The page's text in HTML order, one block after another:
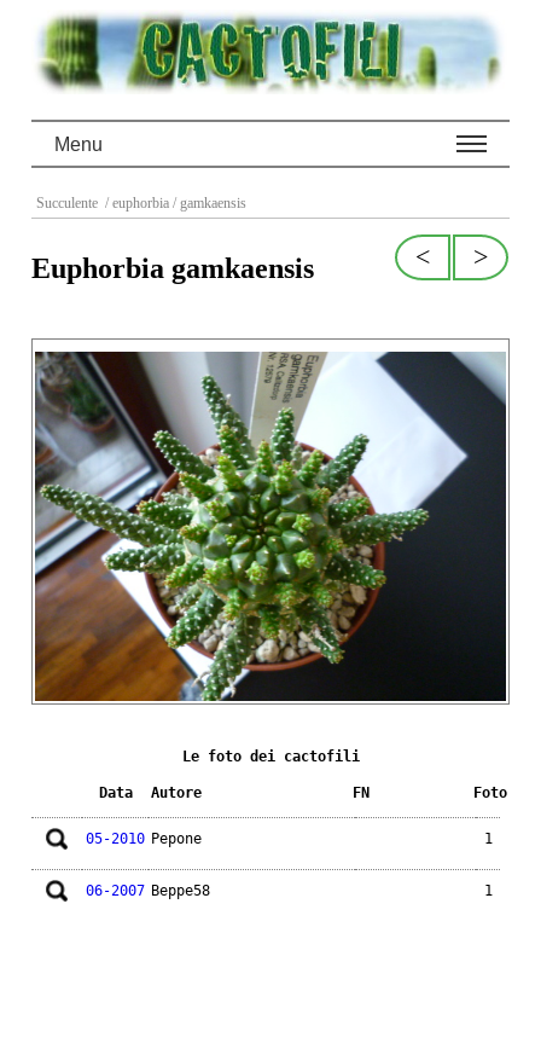
Menu
Succulente / euphorbia / gamkaensis
>
<
Euphorbia gamkaensis
Le foto dei cactofili
Data Autore FN Foto
05-2010 Pepone 1
06-2007 Beppe58 1